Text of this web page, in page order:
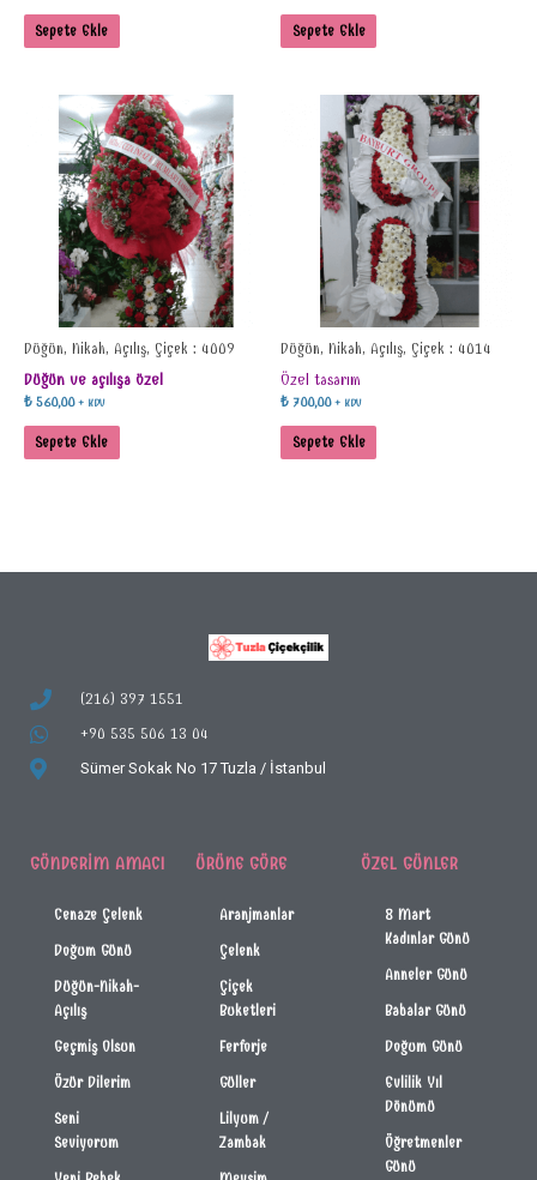
Sepete Ekle Sepete Ekle
Düğün, Nikah, Açılış, Çiçek : 4009
Düğün ve açılışa özel
₺560,00 + KDV
Sepete Ekle
Düğün, Nikah, Açılış, Çiçek : 4014
Özel tasarım
₺ 700,00 + KDV
Sepete Ekle
(216) 397 1551
+90 535 506 13 04
Sümer Sokak No 17 Tuzla / İstanbul
GÖNDERIM AMACI
Cenaze Çelenk
Doğum Günü
Düğün-Nikah-
Açılış
Geçmiş Olsun
Özür Dilerim
Seni
Seviyorum
ÜRÜNE GÖRE
Aranjmanlar
Çelenk
Çiçek
Buketleri
Ferforje
Güller
Lilyum /
Zambak
ÖZEL GÜNLER
8 Mart
Kadınlar Günü
Anneler Günü
Babalar Günü
Doğum Günü
Evlilik Yıl
Dönümü
Öğretmenler
Günü